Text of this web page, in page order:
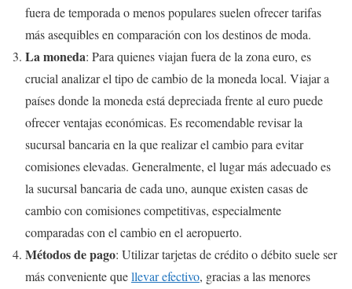
fuera de temporada o menos populares suelen ofrecer tarifas
más asequibles en comparación con los destinos de moda.
La moneda: Para quienes viajan fuera de la zona euro, es
crucial analizar el tipo de cambio de la moneda local. Viajar a
países donde la moneda está depreciada frente al euro puede
ofrecer ventajas económicas. Es recomendable revisar la
sucursal bancaria en la que realizar el cambio para evitar
comisiones elevadas. Generalmente, el lugar más adecuado es
la sucursal bancaria de cada uno, aunque existen casas de
cambio con comisiones competitivas, especialmente
comparadas con el cambio en el aeropuerto.
Métodos de pago: Utilizar tarjetas de crédito o débito suele ser
más conveniente quellevar efectivo, gracias a las menores